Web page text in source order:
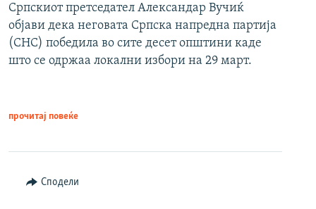
Српскиот претседател Александар Вучиќ
објави дека неговата Српска напредна партија
(СНС) победила во сите десет општини каде
што се одржаа локални избори на 29 март.
прочитај повеќе
Сподели